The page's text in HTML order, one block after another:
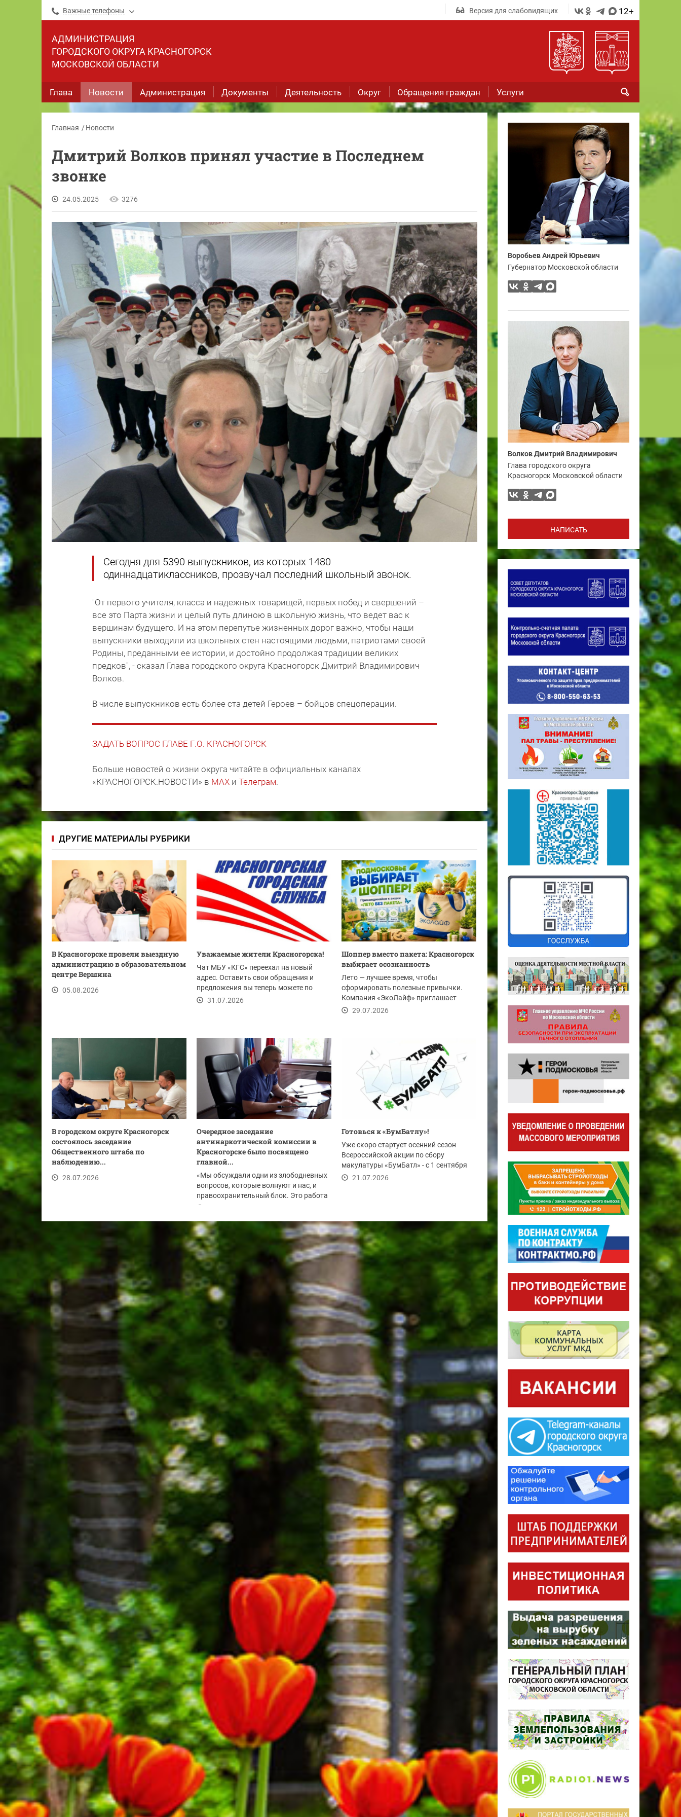
Важные телефоны Версия для слабовидящих 12+
АДМИНИСТРАЦИЯ
ГОРОДСКОГО ОКРУГА КРАСНОГОРСК
МОСКОВСКОЙ ОБЛАСТИ
Глава Новости Администрация Документы Деятельность Округ Обращения граждан Услуги
Главная Новости
Дмитрий Волков принял участие в Последнем
звонке
24.05.2025 3276
Сегодня для 5390 выпускников, из которых 1480
одиннадцатиклассников, прозвучал последний школьный звонок.
"От первого учителя, класса и надежных товарищей, первых побед и свершений –
все это Парта жизни и целый путь длиною в школьную жизнь, что ведет вас к
вершинам будущего. И на этом перепутье жизненных дорог важно, чтобы наши
выпускники выходили из школьных стен настоящими людьми, патриотами своей
Родины, преданными ее истории, и достойно продолжая традиции великих
предков", - сказал Глава городского округа Красногорск Дмитрий Владимирович
Волков.
В числе выпускников есть более ста детей Героев – бойцов спецоперации.
ЗАДАТЬ ВОПРОС ГЛАВЕ Г.О. КРАСНОГОРСК
Больше новостей о жизни округа читайте в официальных каналах
«КРАСНОГОРСК.НОВОСТИ» в MAX и Телеграм.
ДРУГИЕ МАТЕРИАЛЫ РУБРИКИ
В Красногорске провели выездную
администрацию в образовательном
центре Вершина
05.08.2026
Уважаемые жители Красногорска!
Чат МБУ «КГС» переехал на новый
адрес. Оставить свои обращения и
предложения вы теперь можете по
ссылке.
31.07.2026
Шоппер вместо пакета: Красногорск
выбирает осознанность
Лето — лучшее время, чтобы
сформировать полезные привычки.
Компания «ЭкоЛайф» приглашает
жителей Красногорска и всего...
29.07.2026
В городском округе Красногорск
состоялось заседание
Общественного штаба по
наблюдению...
28.07.2026
Очередное заседание
антинаркотической комиссии в
Красногорске было посвящено
главной...
«Мы обсуждали одни из злободневных
вопросов, которые волнуют и нас, и
правоохранительный блок. Это работа
по...
Готовься к «БумБатлу»!
Уже скоро стартует осенний сезон
Всероссийской акции по сбору
макулатуры «БумБатл» - с 1 сентября
по 30 ноября. Акция...
21.07.2026
Воробьев Андрей Юрьевич
Губернатор Московской области
Волков Дмитрий Владимирович
Глава городского округа
Красногорск Московской области
НАПИСАТЬ